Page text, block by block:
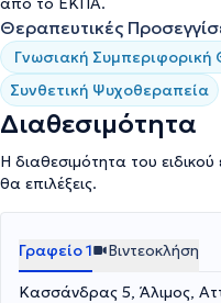
«Δαφνί», στον ΟΚΑΝΑ και στο
Ιδεοψυχαναγκαστικής
Νοσοκομείο, αποκομίζοντας
κλινικών περιστατικών.
Θεραπευτικές
Γνωσιακή Συμπεριφορική
Συνθετική Ψυχοθεραπεία
Διαθεσιμότητα
Η διαθεσιμότητα του
θα επιλέξεις.
Γραφείο 1 Βιντεοκλήση
Κασσάνδρας 5, Άλιμος,